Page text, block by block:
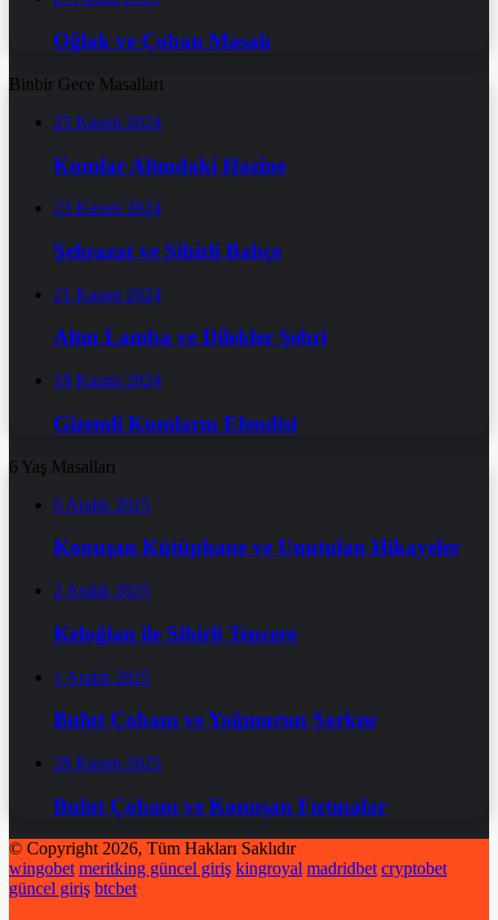
Oğlak ve Çoban Masalı
Binbir Gece Masalları
25 Kasım 2024
Kumlar Altındaki Hazine
23 Kasım 2024
Şehrazat ve Sihirli Bahçe
21 Kasım 2024
Altın Lamba ve Dilekler Şehri
18 Kasım 2024
Gizemli Kumların Efendisi
6 Yaş Masalları
6 Aralık 2025
Konuşan Kütüphane ve Unutulan Hikayeler
2 Aralık 2025
Keloğlan ile Sihirli Tencere
1 Aralık 2025
Bulut Çobanı ve Yağmurun Şarkısı
28 Kasım 2025
Bulut Çobanı ve Konuşan Fırtınalar
© Copyright 2026, Tüm Hakları Saklıdır
wingobet meritking güncel giriş kingroyal madridbet cryptobet
güncel giriş btcbet